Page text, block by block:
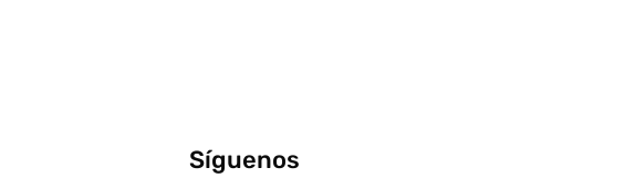
Síguenos